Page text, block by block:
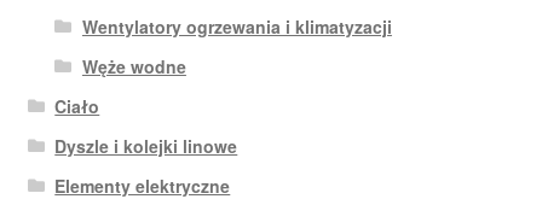
Wentylatory ogrzewania i klimatyzacji
Węże wodne
Ciało
Dyszle i kolejki linowe
Elementy elektryczne